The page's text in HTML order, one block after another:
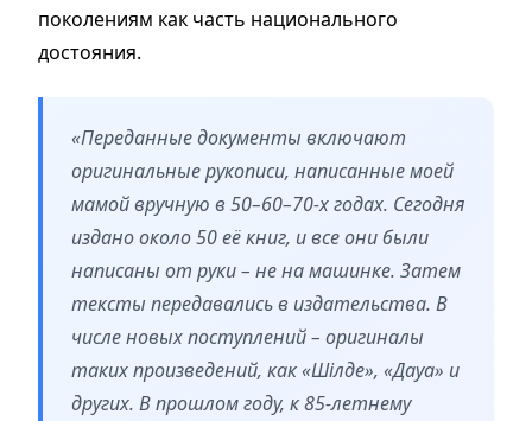
поколениям как часть национального
достояния.
«Переданные документы включают
оригинальные рукописи, написанные моей
мамой вручную в 50–60–70-х годах. Сегодня
издано около 50 её книг, и все они были
написаны от руки – не на машинке. Затем
тексты передавались в издательства. В
числе новых поступлений – оригиналы
таких произведений, как «Шілде», «Дауа» и
других. В прошлом году, к 85-летнему